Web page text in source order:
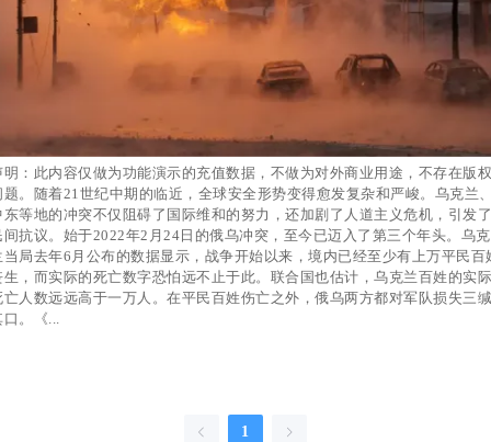
明：此内容仅做为功能演示的充值数据，不做为对外商业用途，不存在版权
题。随着21世纪中期的临近，全球安全形势变得愈发复杂和严峻。乌克兰
东等地的冲突不仅阻碍了国际维和的努力，还加剧了人道主义危机，引发了
间抗议。始于2022年2月24日的俄乌冲突，至今已迈入了第三个年头。乌克
当局去年6月公布的数据显示，战争开始以来，境内已经至少有上万平民百
生，而实际的死亡数字恐怕远不止于此。联合国也估计，乌克兰百姓的实际
亡人数远远高于一万人。在平民百姓伤亡之外，俄乌两方都对军队损失三缄
口。《...
1